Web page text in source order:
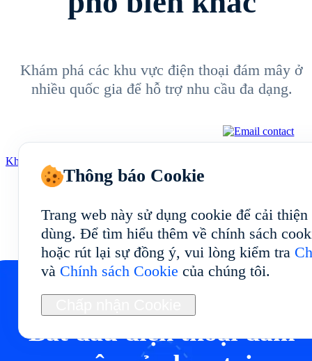
Khám phá các khu vực điện thoại đám mây ở
nhiều quốc gia để hỗ trợ nhu cầu đa dạng.
Khám phá thêm
Bắt đầu điện thoại đám
Thông báo Cookie
Trang web này sử dụng cookie để cải
dùng. Để tìm hiểu thêm về chính sách
hoặc rút lại sự đồng ý, vui lòng kiểm tra
và Chính sách Cookie của chúng tôi.